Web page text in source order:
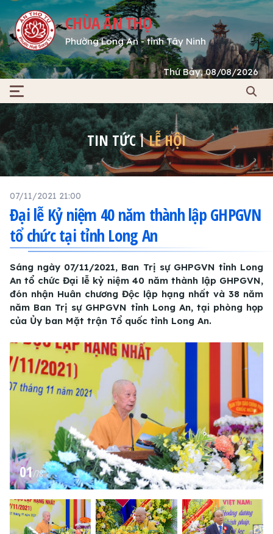
CHÙA ÂN THỌ
Phường Long An - tỉnh Tây Ninh
Thứ Bảy, 08/08/2026
TIN TỨC LỄ HỘI
07/11/2021 21:00
Đại lễ Kỷ niệm 40 năm thành lập GHPGVN
tổ chức tại tỉnh Long An
Sáng ngày 07/11/2021, Ban Trị sự GHPGVN tỉnh Long
An tổ chức Đại lễ kỷ niệm 40 năm thành lập GHPGVN,
đón nhận Huân chương Độc lập hạng nhất và 38 năm
năm Ban Trị sự GHPGVN tỉnh Long An, tại phòng họp
của Ủy ban Mặt trận Tổ quốc tỉnh Long An.
01/78